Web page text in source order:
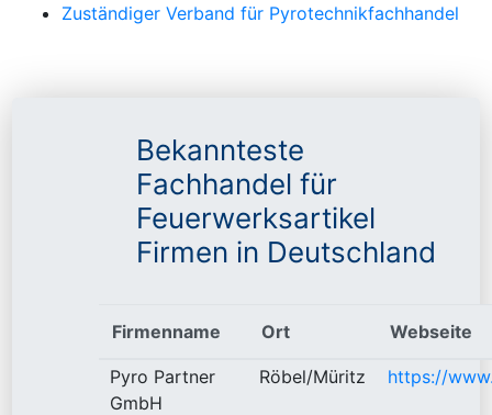
Zuständiger Verband für Pyrotechnikfachhandel
Bekannteste
Fachhandel für
Feuerwerksartikel
Firmen in Deutschland
Firmenname Ort Webseite
Pyro Partner
GmbH
Röbel/Müritz https://